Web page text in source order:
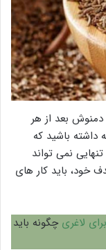
بعد از هر
داشته باشید که
نمی تواند
خود، باید کار های
لاغری چگونه باید